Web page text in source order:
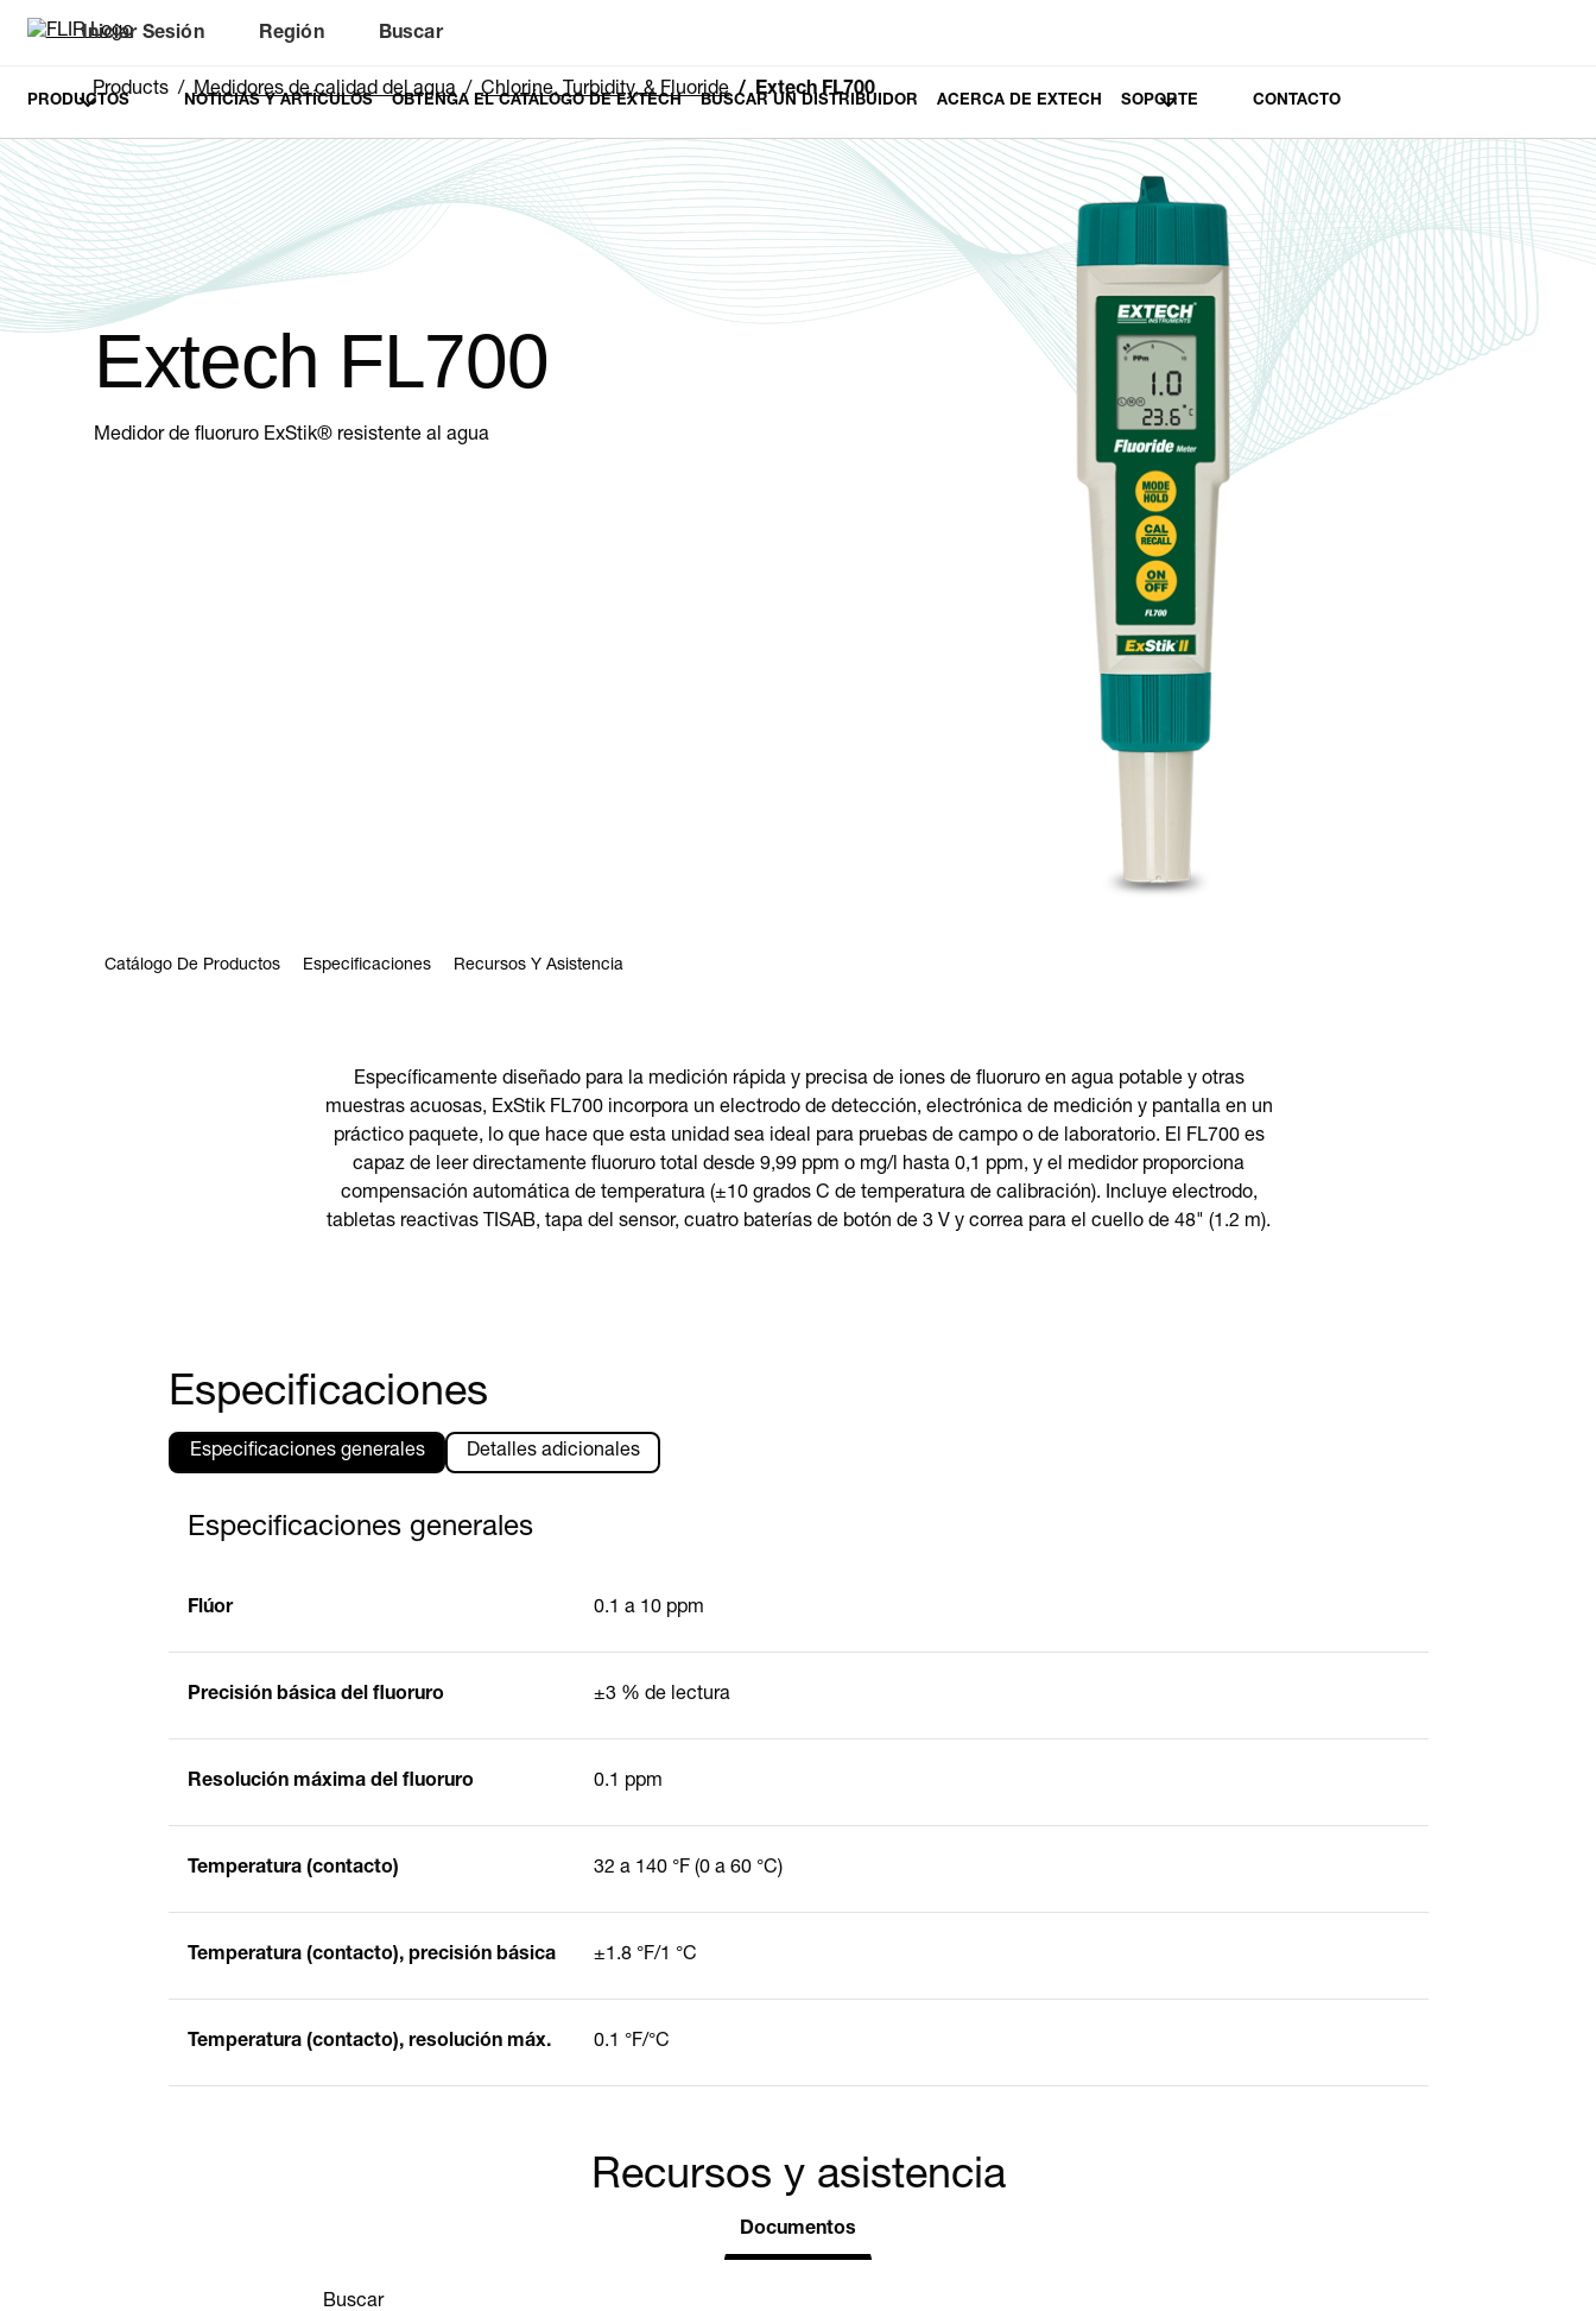
Iniciar Sesión Región Buscar
PRODUCTOS NOTICIAS Y ARTÍCULOS OBTENGA EL CATÁLOGO DE EXTECH BUSCAR UN DISTRIBUIDOR ACERCA DE EXTECH SOPORTE CONTACTO
Products Medidores de calidad del agua Chlorine, Turbidity, & Fluoride Extech FL700
Extech FL700
Medidor de fluoruro ExStik® resistente al agua
Catálogo De Productos Especificaciones Recursos Y Asistencia
Específicamente diseñado para la medición rápida y precisa de iones de fluoruro en agua potable y otras
muestras acuosas, ExStik FL700 incorpora un electrodo de detección, electrónica de medición y pantalla en un
práctico paquete, lo que hace que esta unidad sea ideal para pruebas de campo o de laboratorio. El FL700 es
capaz de leer directamente fluoruro total desde 9,99 ppm o mg/l hasta 0,1 ppm, y el medidor proporciona
compensación automática de temperatura (±10 grados C de temperatura de calibración). Incluye electrodo,
tabletas reactivas TISAB, tapa del sensor, cuatro baterías de botón de 3 V y correa para el cuello de 48" (1.2 m).
Especificaciones
Especificaciones generales Detalles adicionales
Especificaciones generales
Flúor 0.1 a 10 ppm
Precisión básica del fluoruro ±3 % de lectura
Resolución máxima del fluoruro 0.1 ppm
Temperatura (contacto) 32 a 140 °F (0 a 60 °C)
Temperatura (contacto), precisión básica ±1.8 °F/1 °C
Temperatura (contacto), resolución máx. 0.1 °F/°C
Recursos y asistencia
Documentos
Buscar